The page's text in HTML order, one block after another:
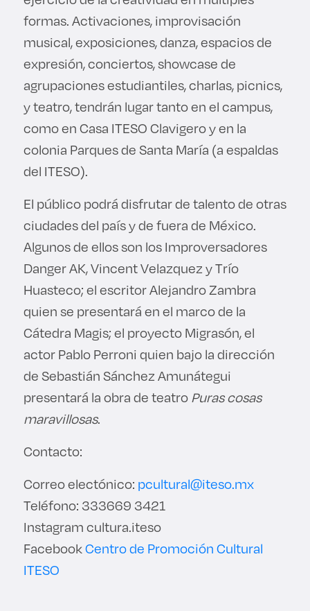
formas. Activaciones, improvisación
musical, exposiciones, danza, espacios de
expresión, conciertos, showcase de
agrupaciones estudiantiles, charlas, picnics,
y teatro, tendrán lugar tanto en el campus,
como en Casa ITESO Clavigero y en la
colonia Parques de Santa María (a espaldas
del ITESO).
El público podrá disfrutar de talento de otras
ciudades del país y de fuera de México.
Algunos de ellos son los Improversadores
Danger AK, Vincent Velazquez y Trío
Huasteco; el escritor Alejandro Zambra
quien se presentará en el marco de la
Cátedra Magis; el proyecto Migrasón, el
actor Pablo Perroni quien bajo la dirección
de Sebastián Sánchez Amunátegui
presentará la obra de teatroPuras cosas
maravillosas.
Contacto:
Correo electónico: pcultural@iteso.mx
Teléfono: 333669 3421
Instagram cultura.iteso
FacebookCentro de Promoción Cultural
ITESO